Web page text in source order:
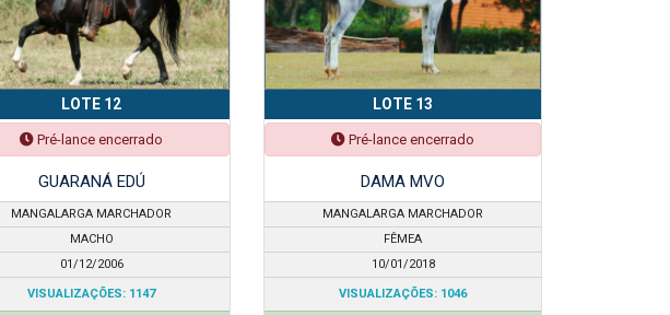
LOTE 12
Pré-lance encerrado
GUARANÁ EDÚ
MANGALARGA MARCHADOR
MACHO
01/12/2006
VISUALIZAÇÕES: 1147
LOTE 13
Pré-lance encerrado
DAMA MVO
MANGALARGA MARCHADOR
FÊMEA
10/01/2018
VISUALIZAÇÕES: 1046